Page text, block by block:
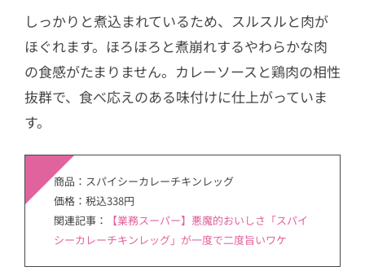
しっかりと煮込まれているため、スルスルと肉が
ほぐれます。ほろほろと煮崩れするやわらかな肉
の食感がたまりません。カレーソースと鶏肉の相性
抜群で、食べ応えのある味付けに仕上がっていま
す。
商品：スパイシーカレーチキンレッグ
価格：税込338円
関連記事：
【業務スーパー】悪魔的おいしさ「スパイ
シーカレーチキンレッグ」が一度で二度旨いワケ